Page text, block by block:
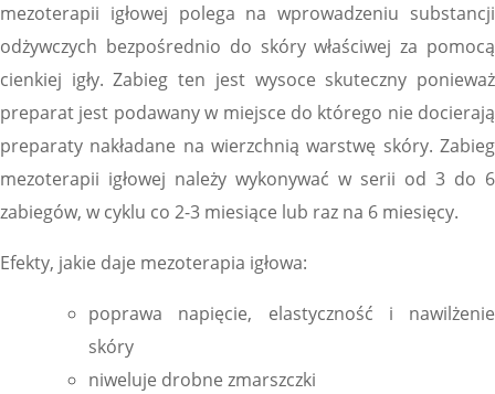
mezoterapii igłowej polega na wprowadzeniu substancji
odżywczych bezpośrednio do skóry właściwej za pomocą
cienkiej igły. Zabieg ten jest wysoce skuteczny ponieważ
preparat jest podawany w miejsce do którego nie docierają
preparaty nakładane na wierzchnią warstwę skóry. Zabieg
mezoterapii igłowej należy wykonywać w serii od 3 do 6
zabiegów, w cyklu co 2-3 miesiące lub raz na 6 miesięcy.
Efekty, jakie daje mezoterapia igłowa:
poprawa napięcie, elastyczność i nawilżenie
skóry
niweluje drobne zmarszczki